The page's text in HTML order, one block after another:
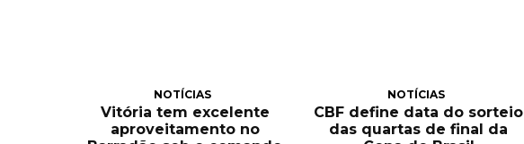
NOTÍCIAS
Vitória tem excelente
aproveitamento no
NOTÍCIAS
CBF define data do sorteio
das quartas de final da